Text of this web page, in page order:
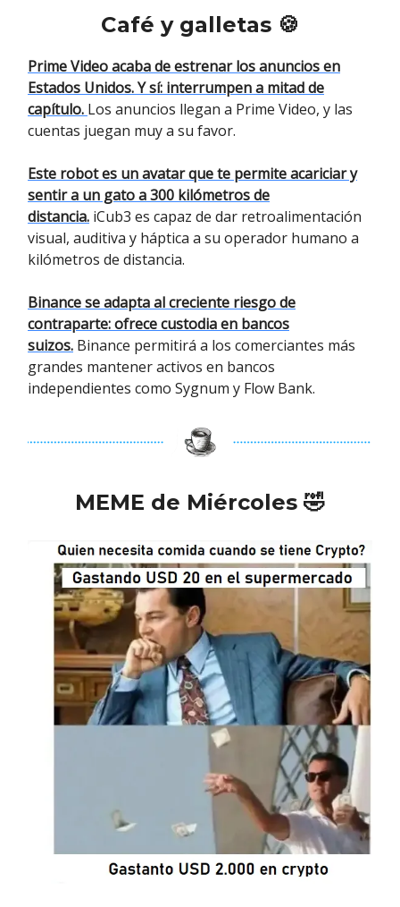
Café y galletas 🍪
Prime Video acaba de estrenar los anuncios en
Estados Unidos. Y sí: interrumpen a mitad de
capítulo. Los anuncios llegan a Prime Video, y las
cuentas juegan muy a su favor.
Este robot es un avatar que te permite acariciar y
sentir a un gato a 300 kilómetros de
distancia. iCub3 es capaz de dar retroalimentación
visual, auditiva y háptica a su operador humano a
kilómetros de distancia.
Binance se adapta al creciente riesgo de
contraparte: ofrece custodia en bancos
suizos. Binance permitirá a los comerciantes más
grandes mantener activos en bancos
independientes como Sygnum y Flow Bank.
MEME de Miércoles 🤣